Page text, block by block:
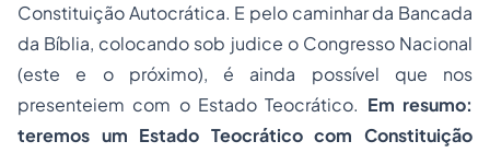
Constituição Autocrática. E pelo caminhar da Bancada
da Bíblia, colocando sob judice o Congresso Nacional
(este e o próximo), é ainda possível que nos
presenteiem com o Estado Teocrático. Em resumo:
teremos um Estado Teocrático com Constituição